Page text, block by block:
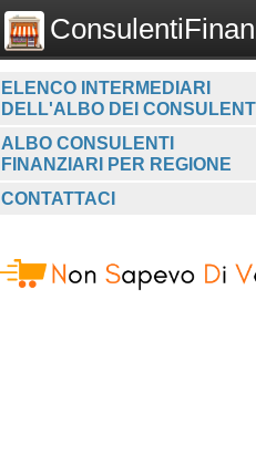
ELENCO INTERMEDIARI
DELL'ALBO DEI CONSULENTI
ALBO CONSULENTI
FINANZIARI PER REGIONE
CONTATTACI